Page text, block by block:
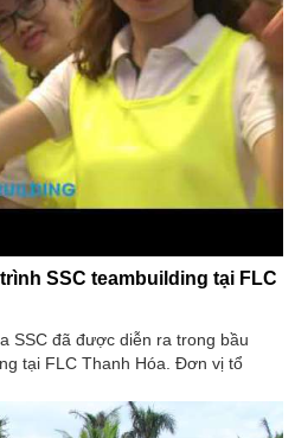
SSC teambuilding tại FLC
SSC đã được diễn ra trong bầu
tại FLC Thanh Hóa. Đơn vị tổ